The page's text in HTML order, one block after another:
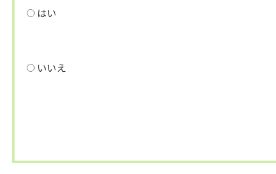
はい
いいえ